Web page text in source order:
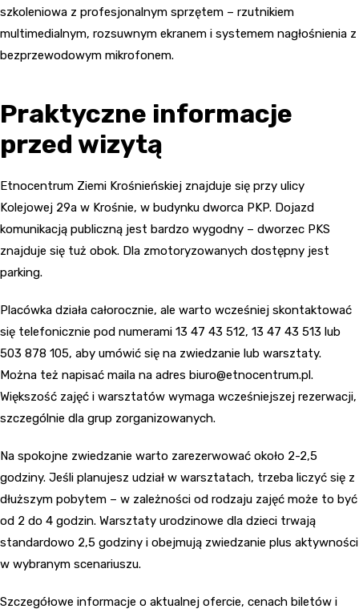
szkoleniowa z profesjonalnym sprzętem – rzutnikiem
multimedialnym, rozsuwnym ekranem i systemem nagłośnienia z
bezprzewodowym mikrofonem.
Praktyczne informacje
przed wizytą
Etnocentrum Ziemi Krośnieńskiej znajduje się przy ulicy
Kolejowej 29a w Krośnie, w budynku dworca PKP. Dojazd
komunikacją publiczną jest bardzo wygodny – dworzec PKS
znajduje się tuż obok. Dla zmotoryzowanych dostępny jest
parking.
Placówka działa całorocznie, ale warto wcześniej skontaktować
się telefonicznie pod numerami 13 47 43 512, 13 47 43 513 lub
503 878 105, aby umówić się na zwiedzanie lub warsztaty.
Można też napisać maila na adres biuro@etnocentrum.pl .
Większość zajęć i warsztatów wymaga wcześniejszej rezerwacji,
szczególnie dla grup zorganizowanych.
Na spokojne zwiedzanie warto zarezerwować około 2-2,5
godziny. Jeśli planujesz udział w warsztatach, trzeba liczyć się z
dłuższym pobytem – w zależności od rodzaju zajęć może to być
od 2 do 4 godzin. Warsztaty urodzinowe dla dzieci trwają
standardowo 2,5 godziny i obejmują zwiedzanie plus aktywności
w wybranym scenariuszu.
Szczegółowe informacje o aktualnej ofercie, cenach biletów i